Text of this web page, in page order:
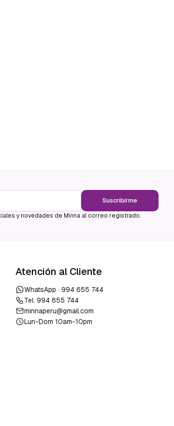
Suscribirme
y novedades de Minna al correo registrado.
Atención al Cliente
WhatsApp · 994 655 744
Tel. 994 655 744
minnaperu@gmail.com
Lun-Dom 10am-10pm